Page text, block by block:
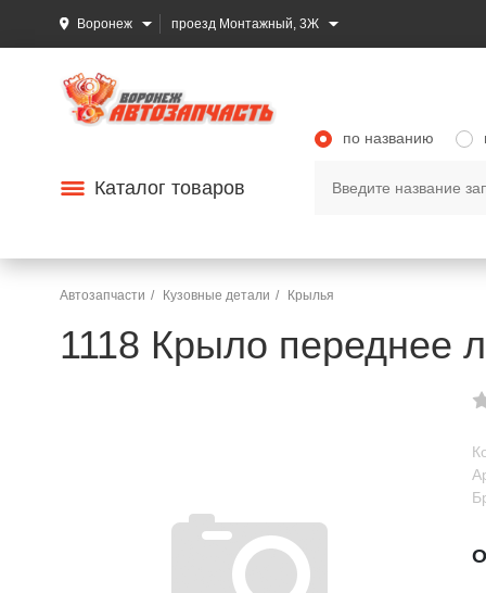
Воронеж проезд Монтажный, 3Ж
Каталог товаров
по названию
Автозапчасти Кузовные детали Крылья
1118 Крыло переднее